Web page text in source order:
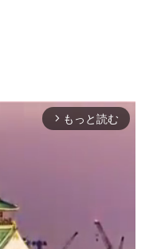
arrow_forward_ios もっと読む